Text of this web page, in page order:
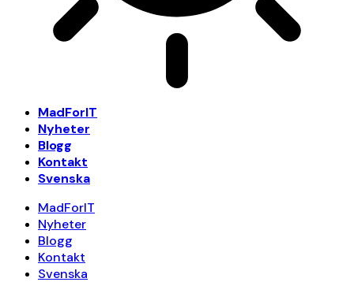
MadForIT
Nyheter
Blogg
Kontakt
Svenska
MadForIT
Nyheter
Blogg
Kontakt
Svenska